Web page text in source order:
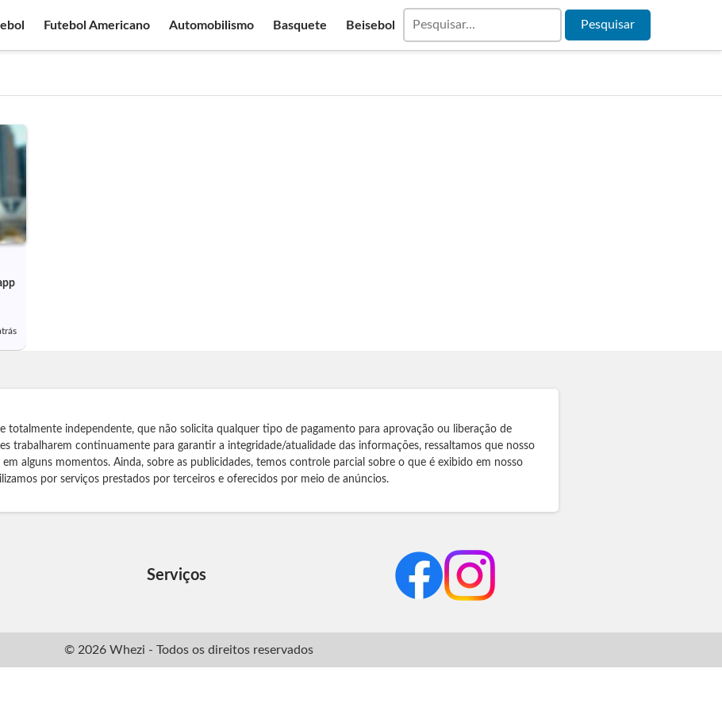
Futebol Americano Automobilismo Basquete Beisebol
totalmente independente, que não solicita qualquer tipo de pagamento para aprovação ou liberação de
trabalharem continuamente para garantir a integridade/atualidade das informações, ressaltamos que nosso
alguns momentos. Ainda, sobre as publicidades, temos controle parcial sobre o que é exibido em nosso
por serviços prestados por terceiros e oferecidos por meio de anúncios.
Serviços
© 2026 Whezi - Todos os direitos reservados